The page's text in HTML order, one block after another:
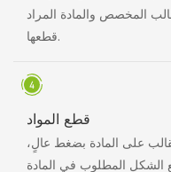
المخصص والمادة المراد
قطعها.
قطع المواد
على المادة بضغط عالٍ،